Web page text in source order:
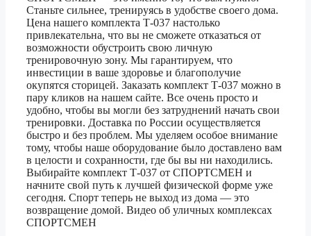
Станьте сильнее, тренируясь в удобстве своего дома.
Цена нашего комплекта Т-037 настолько
привлекательна, что вы не сможете отказаться от
возможности обустроить свою личную
тренировочную зону. Мы гарантируем, что
инвестиции в ваше здоровье и благополучие
окупятся сторицей. Заказать комплект Т-037 можно в
пару кликов на нашем сайте. Все очень просто и
удобно, чтобы вы могли без затруднений начать свои
тренировки. Доставка по России осуществляется
быстро и без проблем. Мы уделяем особое внимание
тому, чтобы наше оборудование было доставлено вам
в целости и сохранности, где бы вы ни находились.
Выбирайте комплект Т-037 от СПОРТСМЕН и
начните свой путь к лучшей физической форме уже
сегодня. Спорт теперь не выход из дома — это
возвращение домой. Видео об уличных комплексах
СПОРТСМЕН